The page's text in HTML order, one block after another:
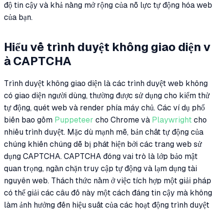
độ tin cậy và khả năng mở rộng của nỗ lực tự động hóa web
của bạn.
Hiểu về trình duyệt không giao diện v
à CAPTCHA
Trình duyệt không giao diện là các trình duyệt web không
có giao diện người dùng, thường được sử dụng cho kiểm thử
tự động, quét web và render phía máy chủ. Các ví dụ phổ
biến bao gồm Puppeteer cho Chrome và Playwright cho
nhiều trình duyệt. Mặc dù mạnh mẽ, bản chất tự động của
chúng khiến chúng dễ bị phát hiện bởi các trang web sử
dụng CAPTCHA. CAPTCHA đóng vai trò là lớp bảo mật
quan trọng, ngăn chặn truy cập tự động và lạm dụng tài
nguyên web. Thách thức nằm ở việc tích hợp một giải pháp
có thể giải các câu đố này một cách đáng tin cậy mà không
làm ảnh hưởng đến hiệu suất của các hoạt động trình duyệt